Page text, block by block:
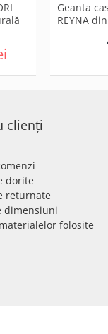
Geanta
REYNA
clienți
dorite
returnate
dimensiuni
folosite